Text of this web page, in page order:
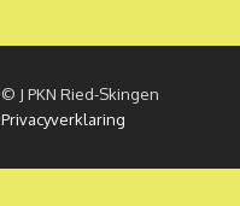
© J PKN Ried-Skingen
Privacyverklaring